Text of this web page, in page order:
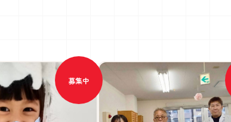
教室見学会
四谷校について
学童説明会日程・教室見学会
土曜日も
開催！
実験教室 幼児教室
募集中